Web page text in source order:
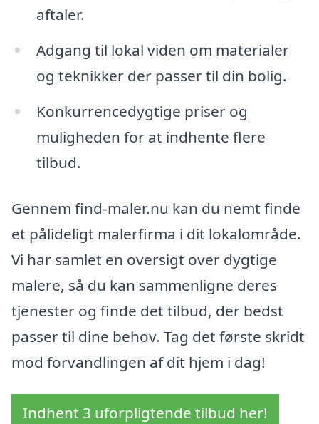
aftaler.
Adgang til lokal viden om materialer
og teknikker der passer til din bolig.
Konkurrencedygtige priser og
muligheden for at indhente flere
tilbud.
Gennem find-maler.nu kan du nemt finde
et pålideligt malerfirma i dit lokalområde.
Vi har samlet en oversigt over dygtige
malere, så du kan sammenligne deres
tjenester og finde det tilbud, der bedst
passer til dine behov. Tag det første skridt
mod forvandlingen af dit hjem i dag!
Indhent 3 uforpligtende tilbud her!